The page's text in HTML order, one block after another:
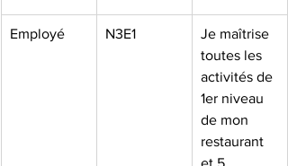
Employé N3E1
Je maîtrise
toutes les
activités de
1er niveau
de mon
restaurant
et 5